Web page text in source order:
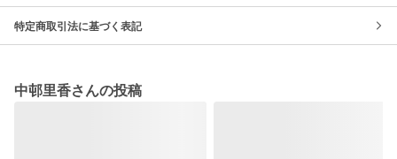
特定商取引法に基づく表記
中邨里香さんの投稿